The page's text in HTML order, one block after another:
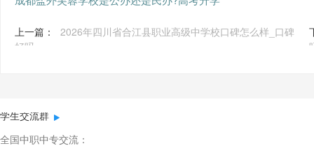
上一篇：
2026年四川省合江县职业高级中学校口碑怎么样_口碑
好吗
学生交流群
全国中职中专交流：